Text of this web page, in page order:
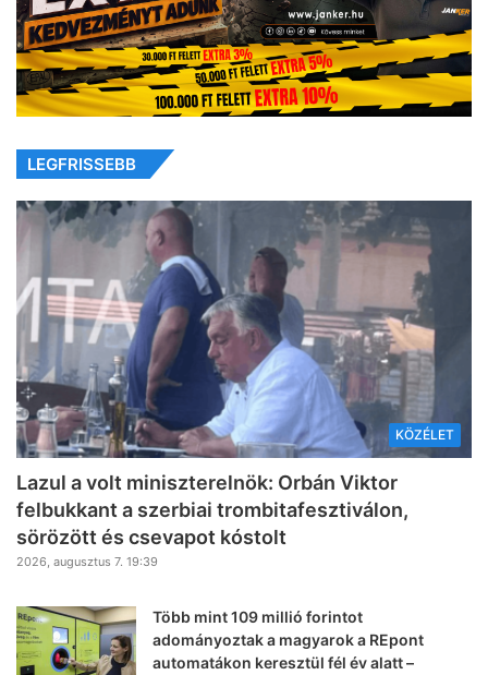
LEGFRISSEBB
KÖZÉLET
Lazul a volt miniszterelnök: Orbán Viktor
felbukkant a szerbiai trombitafesztiválon,
sörözött és csevapot kóstolt
2026, augusztus 7. 19:39
Több mint 109 millió forintot
adományoztak a magyarok a REpont
automatákon keresztül fél év alatt –